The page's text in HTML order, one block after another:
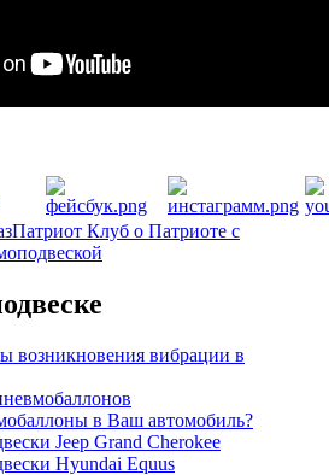
возникновения вибрации в
в Ваш автомобиль?
Jeep Grand Cherokee
Hyundai Equus